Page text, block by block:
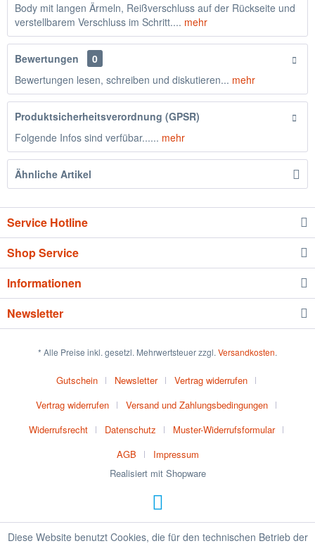
Body mit langen Ärmeln, Reißverschluss auf der Rückseite und
verstellbarem Verschluss im Schritt.... mehr
Bewertungen
0
Bewertungen lesen, schreiben und diskutieren... mehr
Produktsicherheitsverordnung (GPSR)
Folgende Infos sind verfübar...... mehr
Ähnliche Artikel
Service Hotline
Shop Service
Informationen
Newsletter
* Alle Preise inkl. gesetzl. Mehrwertsteuer zzgl. Versandkosten.
Gutschein Newsletter
Vertrag widerrufen
Vertrag widerrufen
Versand und Zahlungsbedingungen
Widerrufsrecht
Datenschutz
Muster-Widerrufsformular
AGB
Impressum
Realisiert mit Shopware
Diese Website benutzt Cookies, die für den technischen Betrieb der